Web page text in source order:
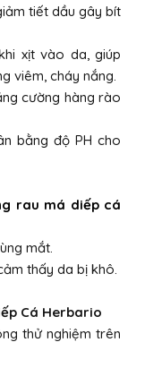
tiết dầu gây bít
xịt vào da, giúp
viêm, cháy nắng.
cường hàng rào
bằng độ PH cho
rau má diếp cá
mắt.
thấy da bị khô.
Cá Herbario
thử nghiệm trên